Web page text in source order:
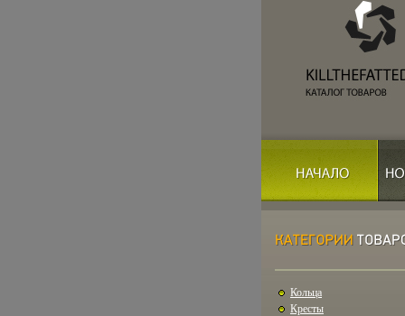
Кольца
Кресты